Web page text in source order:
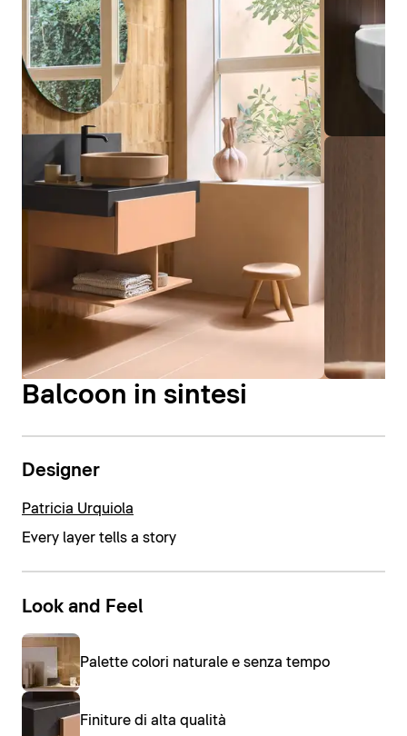
Balcoon in sintesi
Designer
Patricia Urquiola
Every layer tells a story
Look and Feel
Palette colori naturale e senza tempo
Finiture di alta qualità